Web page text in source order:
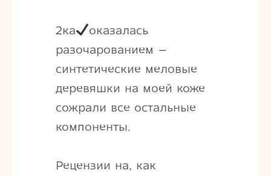
2ка
оказалась
разочарованием –
синтетические меловые
деревяшки на моей коже
сожрали все остальные
компоненты.
Рецензии на, как